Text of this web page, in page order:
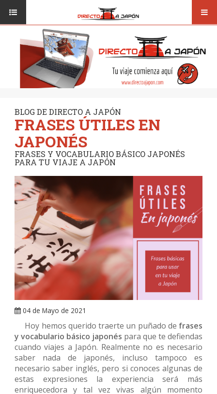
CONSEJOS
DESTINOS
RESTAURANTES
SEGUROS
ISI JAPANESE LANGUAGE SCHOOL
BLOG DE DIRECTO A JAPÓN
FRASES ÚTILES EN
JAPONÉS
FRASES Y VOCABULARIO BÁSICO JAPONÉS
PARA TU VIAJE A JAPÓN
04 de Mayo de 2021
Hoy hemos querido traerte un puñado de frases
y vocabulario básico japonés para que te defiendas
cuando viajes a Japón. Realmente no es necesario
saber nada de japonés, incluso tampoco es
necesario saber inglés, pero si conoces algunas de
estas expresiones la experiencia será más
enriquecedora y tal vez vivas algún momento
VIAJAR A JAPÓN
VUELOS
TRANSPORTE
DESTINOS
RUTAS / MAPAS
CULTURA
RESTAURANTES
SEGUROS